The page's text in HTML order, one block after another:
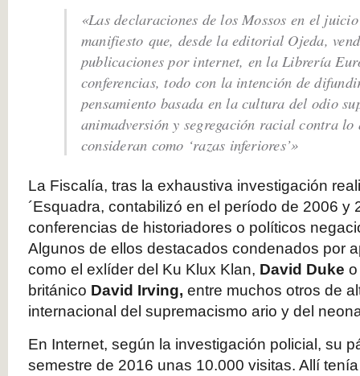
«Las declaraciones de los Mossos en el
manifiesto que, desde la editorial Ojeda,
publicaciones por internet, en la Librería
conferencias, todo con la intención de
pensamiento basada en la cultura del odio
animadversión y segregación racial contra lo
consideran como ‘razas inferiores’»
La Fiscalía, tras la exhaustiva investigación
´Esquadra, contabilizó en el período de 2006 y
conferencias de historiadores o políticos
Algunos de ellos destacados condenados por
como el exlíder del Ku Klux Klan, David Duke
británico David Irving, entre muchos otros de
internacional del supremacismo ario y del
En Internet, según la investigación policial, su
semestre de 2016 unas 10.000 visitas. Allí